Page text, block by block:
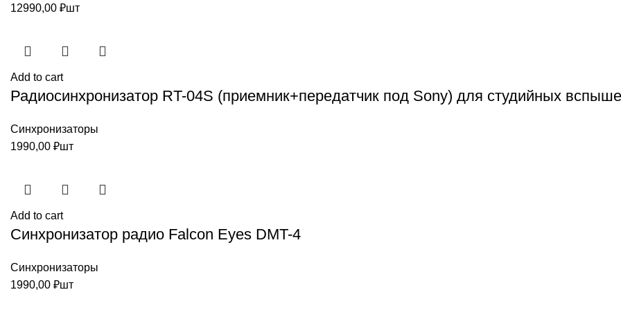
12990,00 ₽шт
Add to cart
Радиосинхронизатор RT-04S (приемник+передатчик под Sony) для студийных
Синхронизаторы
1990,00 ₽шт
Add to cart
Синхронизатор радио Falcon Eyes DMT-4
Синхронизаторы
1990,00 ₽шт